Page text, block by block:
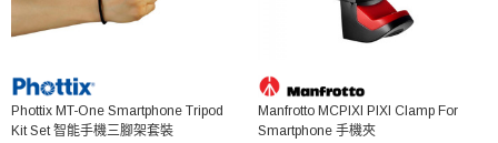
Phottix MT-One Smartphone Tripod
Kit Set 智能手機三腳架套裝
Manfrotto MCPIXI PIXI Clamp For
Smartphone 手機夾